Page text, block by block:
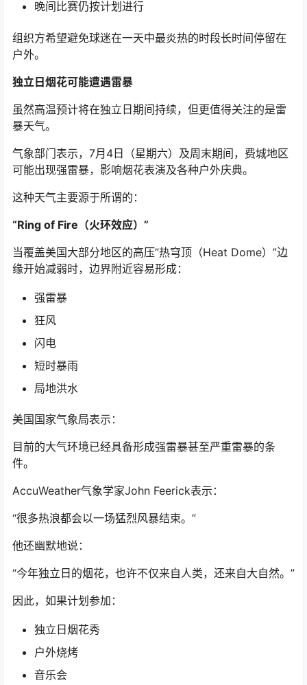
晚间比赛仍按计划进行
组织方希望避免球迷在一天中最炎热的时段长时间停留在
户外。
独立日烟花可能遭遇雷暴
虽然高温预计将在独立日期间持续，但更值得关注的是雷
暴天气。
气象部门表示，7月4日（星期六）及周末期间，费城地区
可能出现强雷暴，影响烟花表演及各种户外庆典。
这种天气主要源于所谓的：
“Ring of Fire（火环效应）”
当覆盖美国大部分地区的高压”热穹顶（Heat Dome）”边
缘开始减弱时，边界附近容易形成：
强雷暴
狂风
闪电
短时暴雨
局地洪水
美国国家气象局表示：
目前的大气环境已经具备形成强雷暴甚至严重雷暴的条
件。
AccuWeather气象学家John Feerick表示：
“很多热浪都会以一场猛烈风暴结束。”
他还幽默地说：
“今年独立日的烟花，也许不仅来自人类，还来自大自然。”
因此，如果计划参加：
独立日烟花秀
户外烧烤
音乐会